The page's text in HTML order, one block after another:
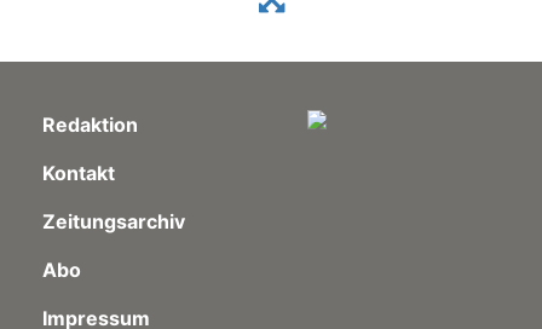
Redaktion
Kontakt
Zeitungsarchiv
Abo
Impressum